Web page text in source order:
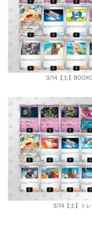
3/14【土】
3/14【土】トレ